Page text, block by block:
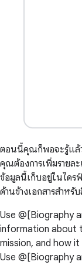
ตอนนี้คุณก็พอจะรู้แล้ว
คุณต้องการเพิ่มรายล
ข้อมูลนี้เก็บอยู่ในได
ด้านข้างเอกสารสำห
Use @[Biography
information about
mission, and how
Use @[Biography